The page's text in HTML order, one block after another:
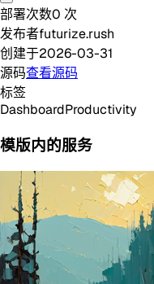
部署次数0 次
发布者futurize.rush
创建于2026-03-31
源码查看源码
标签
DashboardProductivity
模版内的服务